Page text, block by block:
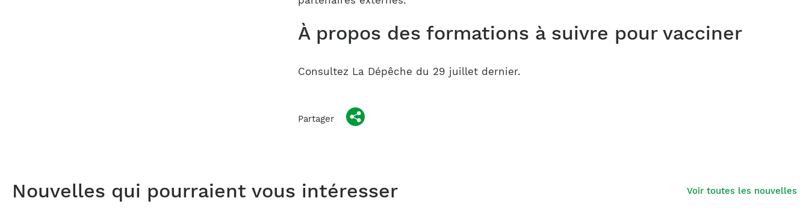
À propos des formations à suivre pour vacciner
Consultez La Dépêche du 29 juillet dernier.
Partager
Nouvelles qui pourraient vous intéresser Voir toutes les nouvelles